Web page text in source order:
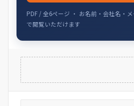
PDF / 全6ページ ・ お名前・会社名・
で閲覧いただけます